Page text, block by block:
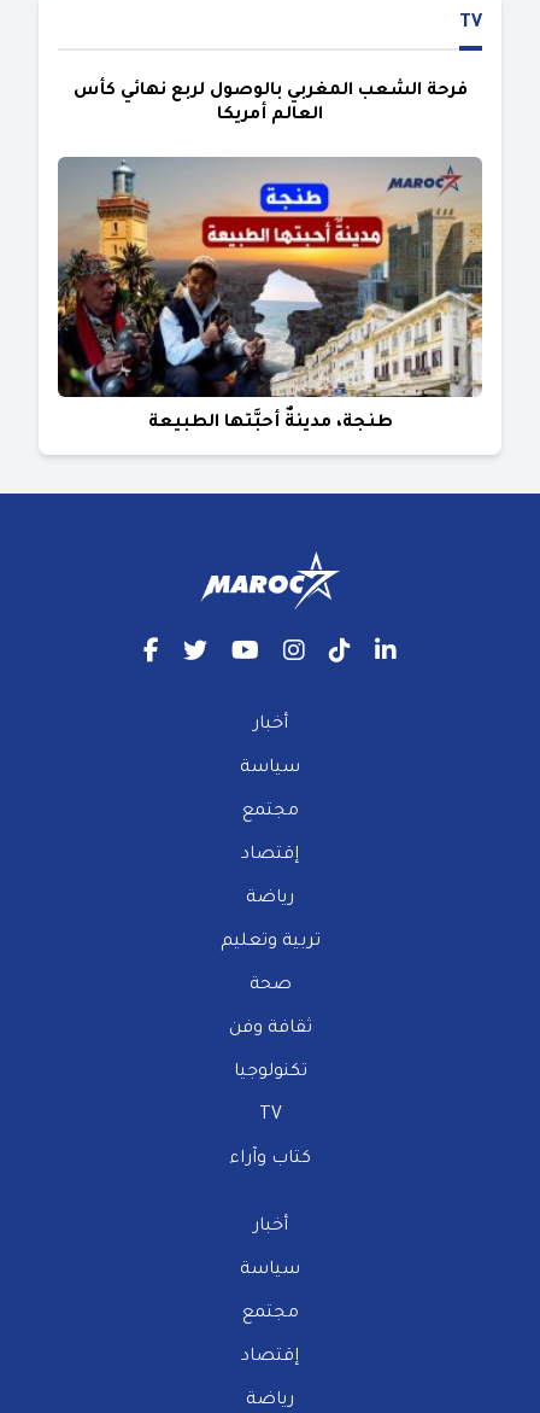
TV
فرحة الشعب المغربي بالوصول لربع نهائي كأس
العالم أمريكا
طنجة، مدينةٌ أحبَّتها الطبيعة
أخبار
سياسة
مجتمع
إقتصاد
رياضة
تربية وتعليم
صحة
ثقافة وفن
تكنولوجيا
TV
كتاب وآراء
أخبار
سياسة
مجتمع
إقتصاد
رياضة